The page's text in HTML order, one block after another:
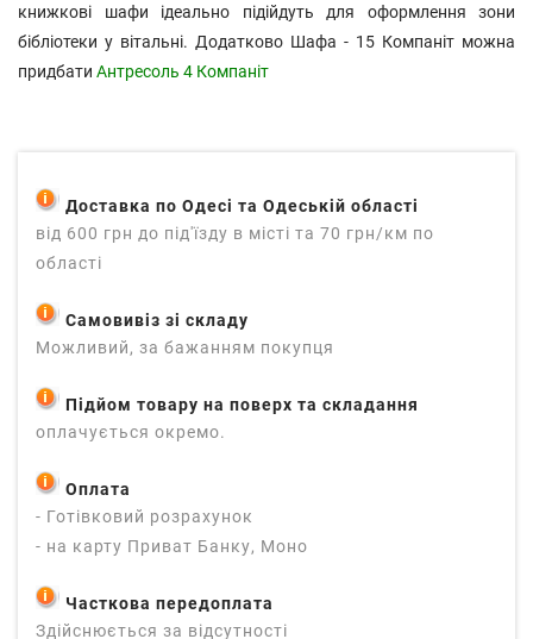
Доставка по Одесі та Одеській області
від 600 грн до під'їзду в місті та 70 грн/км по
області
Самовивіз зі складу
Можливий, за бажанням покупця
Підйом товару на поверх та складання
оплачується окремо.
Оплата
- Готівковий розрахунок
- на карту Приват Банку, Моно
Часткова передоплата
Здійснюється за відсутності
книжкові шафи ідеально підійдуть для оформлення зони
бібліотеки у вітальні. Додатково Шафа - 15 Компаніт можна
придбати Антресоль 4 Компаніт